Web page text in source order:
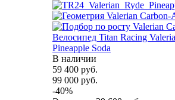
Велосипед Titan Racing
Pineapple Soda
В наличии
59 400 руб.
99 000 руб.
-40%